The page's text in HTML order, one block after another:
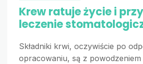
Krew ratuje życie i
leczenie
Składniki krwi, oczywiście po
opracowaniu, są z powodzeniem